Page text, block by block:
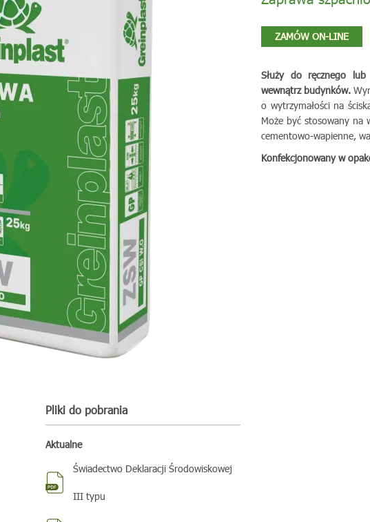
ZAMÓW ON-LINE
Służy do ręcznego lub
wewnątrz budynków.
o wytrzymałości na
Może być stosowany na
cementowo-wapienne,
Konfekcjonowany w
Pliki do pobrania
Aktualne
Świadectwo Deklaracji Środowiskowej
III typu